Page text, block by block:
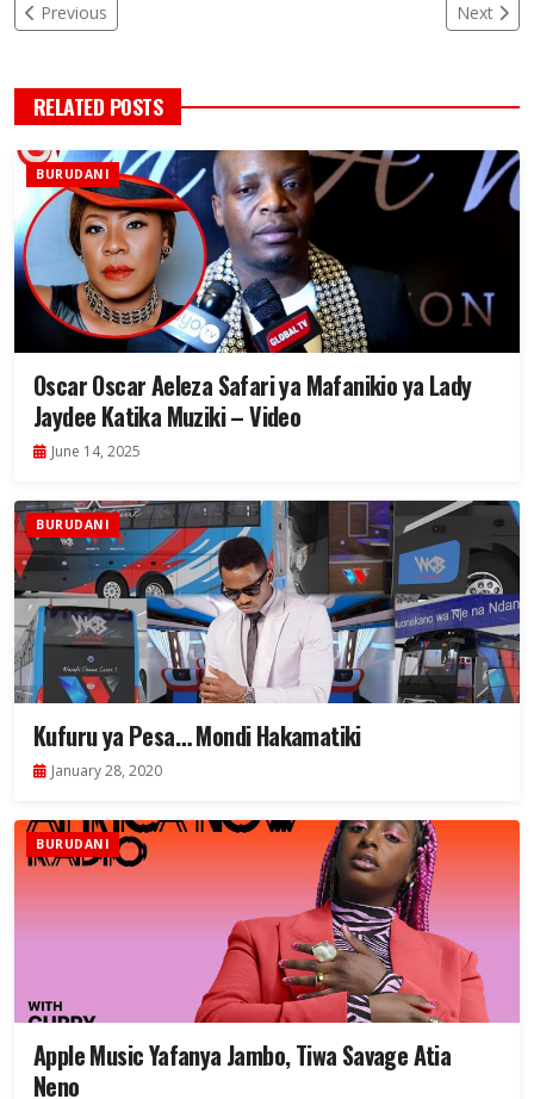
Previous Next
RELATED POSTS
BURUDANI
Oscar Oscar Aeleza Safari ya Mafanikio ya Lady
Jaydee Katika Muziki – Video
June 14, 2025
BURUDANI
Kufuru ya Pesa… Mondi Hakamatiki
January 28, 2020
BURUDANI
Apple Music Yafanya Jambo, Tiwa Savage Atia
Neno